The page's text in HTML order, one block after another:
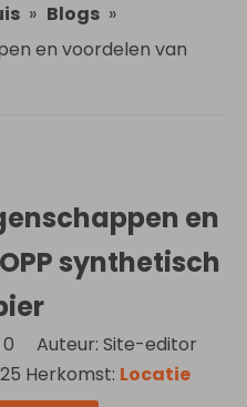
» Blogs »
en voordelen van
en
synthetisch
0 Auteur: Site-editor
Herkomst: Locatie